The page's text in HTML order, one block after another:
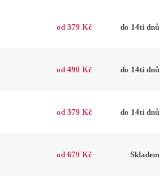
od 379 Kč do 14ti dnů
od 490 Kč do 14ti dnů
od 379 Kč do 14ti dnů
od 679 Kč Skladem